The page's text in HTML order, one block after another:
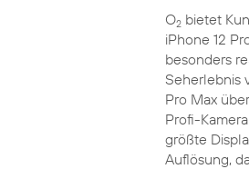
O2bietet
iPhone 12
besonders
Seherlebnis
Pro Max
Profi-
größte
Auflösung,